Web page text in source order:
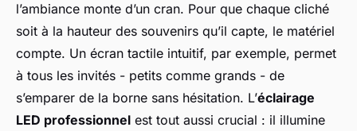
l’ambiance monte d’un cran. Pour que chaque cliché
soit à la hauteur des souvenirs qu’il capte, le matériel
compte. Un écran tactile intuitif, par exemple, permet
à tous les invités - petits comme grands - de
s’emparer de la borne sans hésitation. L’éclairage
LED professionnel est tout aussi crucial : il illumine